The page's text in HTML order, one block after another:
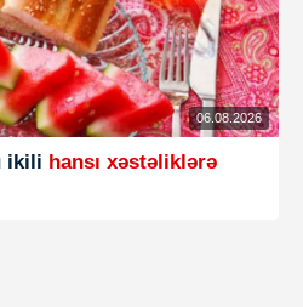
06.08.2026
ikili hansı xəstəliklərə